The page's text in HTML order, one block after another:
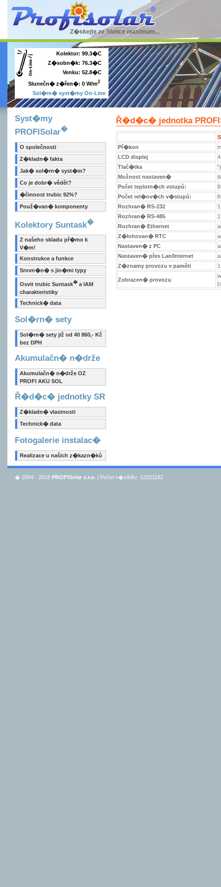
Z�skejte ze Slunce maximum...
Kolektor: 99.3�C
Z�sobn�k: 76.3�C
Venku: 52.8�C
Slunečn� z�řen�: 0 W/m2
Sol�rn� syst�my On-Line
Syst�my
PROFISolar�
O společnosti
Z�kladn� fakta
Jak� sol�rn� syst�m?
Co je dobr� vědět?
�činnost trubic 92%?
Použ�van� komponenty
Kolektory Suntask�
Z našeho skladu př�mo k
V�m!
Konstrukce a funkce
Srovn�n� s jin�mi typy
Osvit trubic Suntask�a IAM
charakteristiky
Technick� data
Sol�rn� sety
Sol�rn� sety již od 40 860,- Kč
bez DPH
Akumulačn� n�drže
Akumulačn� n�drže OZ
PROFI AKU SOL
Ř�d�c� jednotky SR
Z�kladn� vlastnosti
Technick� data
Fotogalerie instalac�
Realizace u našich z�kazn�ků
Ř�d�c� jednotka
Př�kon
LCD displej
Tlač�tka
Možnost nastaven�
Počet teplotn�ch vstupů:
Počet rel�ov�ch v�stupů:
Rozhran� RS-232
1
Rozhran� RS-485
1
Rozhran� Ethernet
Z�lohovan� RTC
Nastaven� z PC
Nastaven� přes Lan/Internet
Z�znamy provozu v paměti
Zobrazen� provozu
� 2004 - 2018 PROFISolar s.r.o. | Počet n�vštěv: 12021182